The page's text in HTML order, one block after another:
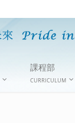
課程部
CURRICULUM